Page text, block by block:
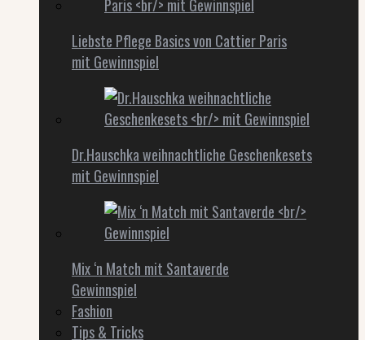
Liebste Pflege Basics von Cattier Paris
mit Gewinnspiel
Dr.Hauschka weihnachtliche Geschenkesets
mit Gewinnspiel
Mix ‘n Match mit Santaverde
Gewinnspiel
Fashion
Tips & Tricks